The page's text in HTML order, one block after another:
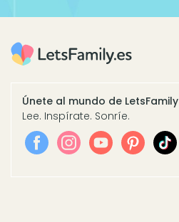
Únete al mundo de LetsFamily
Lee. Inspírate. Sonríe.